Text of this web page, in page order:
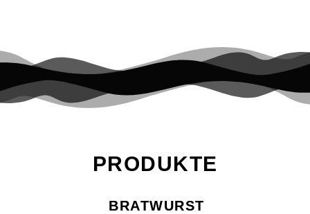
PRODUKTE
BRATWURST